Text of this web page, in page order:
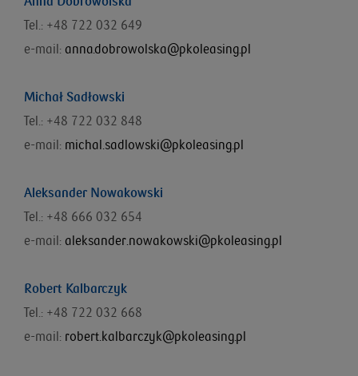
Tel.: +48 722 032 649
e-mail: anna.dobrowolska@pkoleasing.pl
Michał Sadłowski
Tel.: +48 722 032 848
e-mail: michal.sadlowski@pkoleasing.pl
Aleksander Nowakowski
Tel.: +48 666 032 654
e-mail: aleksander.nowakowski@pkoleasing.pl
Robert Kalbarczyk
Tel.: +48 722 032 668
e-mail: robert.kalbarczyk@pkoleasing.pl